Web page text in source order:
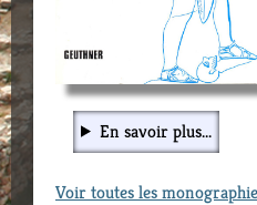
En savoir plus...
Voir toutes les